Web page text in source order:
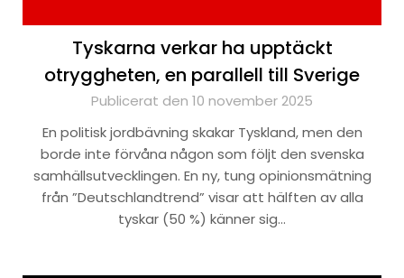
Tyskarna verkar ha upptäckt
otryggheten, en parallell till Sverige
Publicerat den 10 november 2025
En politisk jordbävning skakar Tyskland, men den
borde inte förvåna någon som följt den svenska
samhällsutvecklingen. En ny, tung opinionsmätning
från ”Deutschlandtrend” visar att hälften av alla
tyskar (50 %) känner sig…